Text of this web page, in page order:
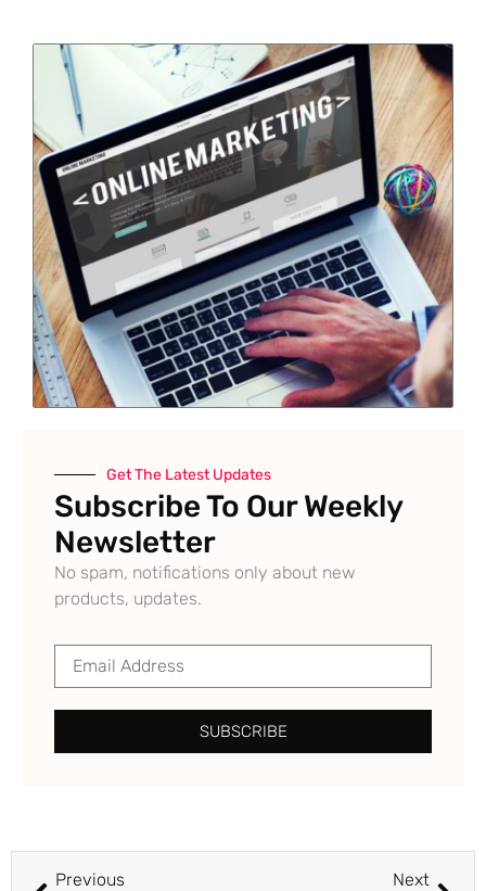
Get The Latest Updates
Subscribe To Our Weekly
Newsletter
No spam, notifications only about new
products, updates.
SUBSCRIBE
Previous Next